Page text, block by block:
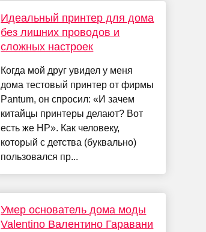
Идеальный принтер для дома
без лишних проводов и
сложных настроек
Когда мой друг увидел у меня
дома тестовый принтер от фирмы
Pantum, он спросил: «И зачем
китайцы принтеры делают? Вот
есть же HP». Как человеку,
который с детства (буквально)
пользовался пр...
Умер основатель дома моды
Valentino Валентино Гаравани